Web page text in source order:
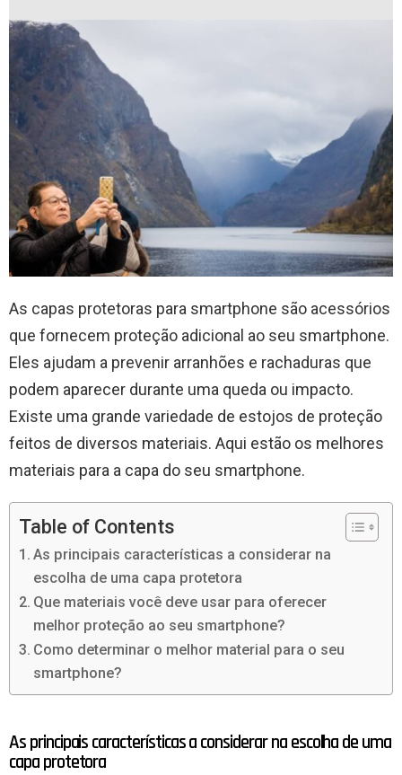
As capas protetoras para smartphone são acessórios
que fornecem proteção adicional ao seu smartphone.
Eles ajudam a prevenir arranhões e rachaduras que
podem aparecer durante uma queda ou impacto.
Existe uma grande variedade de estojos de proteção
feitos de diversos materiais. Aqui estão os melhores
materiais para a capa do seu smartphone.
Table of Contents
As principais características a considerar na
escolha de uma capa protetora
Que materiais você deve usar para oferecer
melhor proteção ao seu smartphone?
Como determinar o melhor material para o seu
smartphone?
As principais características a considerar na escolha de uma
capa protetora